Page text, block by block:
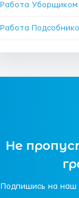
Работа
Работа
Не
Подпишись на наш